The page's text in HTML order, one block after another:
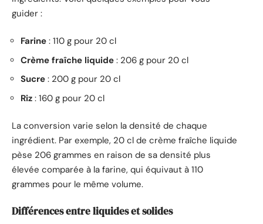
guider :
Farine : 110 g pour 20 cl
Crème fraîche liquide : 206 g pour 20 cl
Sucre : 200 g pour 20 cl
Riz : 160 g pour 20 cl
La conversion varie selon la densité de chaque
ingrédient. Par exemple, 20 cl de crème fraîche liquide
pèse 206 grammes en raison de sa densité plus
élevée comparée à la farine, qui équivaut à 110
grammes pour le même volume.
Différences entre liquides et solides